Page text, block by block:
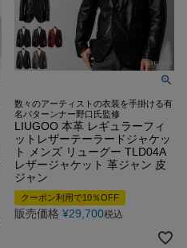
数々のアーティストの衣装を手掛ける有
名パターンナー野口氏監修
LIUGOO 本革 レギュラーフィ
ットレザーテーラードジャケッ
ト メンズ リューグー TLD04A
レザージャケット 革ジャン 皮
ジャン
クーポン利用で10％OFF
販売価格 ¥29,700税込